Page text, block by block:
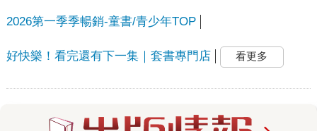
2026第一季季暢銷-童書/青少年TOP
好快樂！看完還有下一集｜套書專門店 看更多